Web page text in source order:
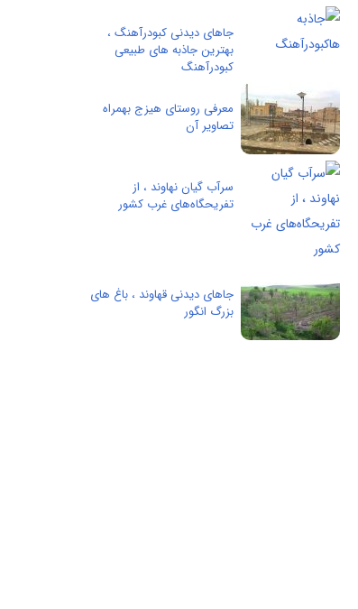
جاهای دیدنی کبودرآهنگ ،
بهترین جاذبه های طبیعی
کبودرآهنگ
معرفی روستای هیزج بهمراه
تصاویر آن
سرآب گيان نهاوند ، از
تفريحگاه‌های غرب کشور
جاهای دیدنی قهاوند ، باغ های
بزرگ انگور